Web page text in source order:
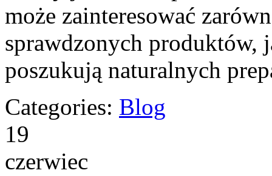
może zainteresować
sprawdzonych produktów,
poszukują naturalnych
Categories: Blog
19
czerwiec